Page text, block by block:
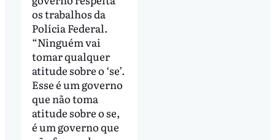
os trabalhos da
Polícia Federal.
“Ninguém vai
tomar qualquer
atitude sobre o ‘se’.
Esse é um governo
que não toma
atitude sobre o se,
é um governo que